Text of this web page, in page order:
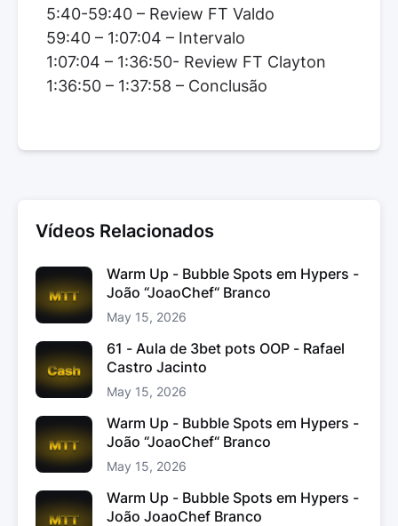
5:40-59:40 – Review FT Valdo
59:40 – 1:07:04 – Intervalo
1:07:04 – 1:36:50- Review FT Clayton
1:36:50 – 1:37:58 – Conclusão
Vídeos Relacionados
Warm Up - Bubble Spots em Hypers -
João “JoaoChef“ Branco
May 15, 2026
61 - Aula de 3bet pots OOP - Rafael
Castro Jacinto
May 15, 2026
Warm Up - Bubble Spots em Hypers -
João “JoaoChef“ Branco
May 15, 2026
Warm Up - Bubble Spots em Hypers -
João JoaoChef Branco